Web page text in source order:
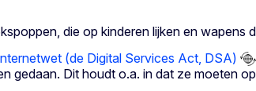
die op kinderen lijken en
(de Digital Services Act, DSA)
gedaan. Dit houdt o.a. in dat ze moeten